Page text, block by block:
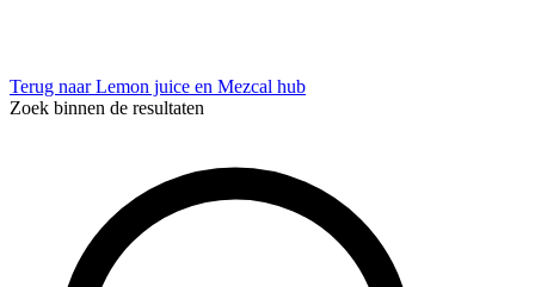
Terug naar Lemon juice en Mezcal hub
Zoek binnen de resultaten